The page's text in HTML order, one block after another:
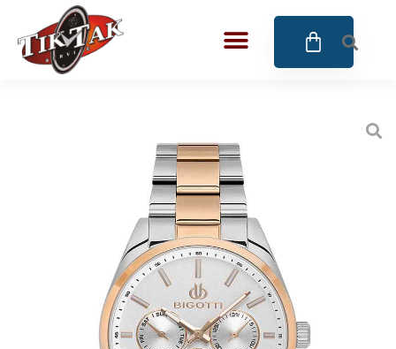
CANGO & RINALDI
CANGO & RINALDI CHARM